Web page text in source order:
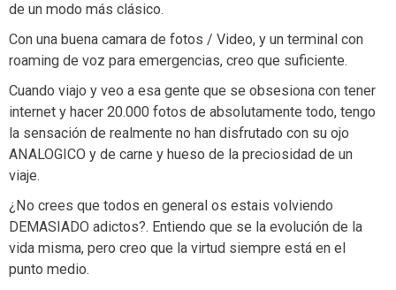
de un modo más clásico.
Con una buena camara de fotos / Video, y un terminal con
roaming de voz para emergencias, creo que suficiente.
Cuando viajo y veo a esa gente que se obsesiona con tener
internet y hacer 20.000 fotos de absolutamente todo, tengo
la sensación de realmente no han disfrutado con su ojo
ANALOGICO y de carne y hueso de la preciosidad de un
viaje.
¿No crees que todos en general os estais volviendo
DEMASIADO adictos?. Entiendo que se la evolución de la
vida misma, pero creo que la virtud siempre está en el
punto medio.